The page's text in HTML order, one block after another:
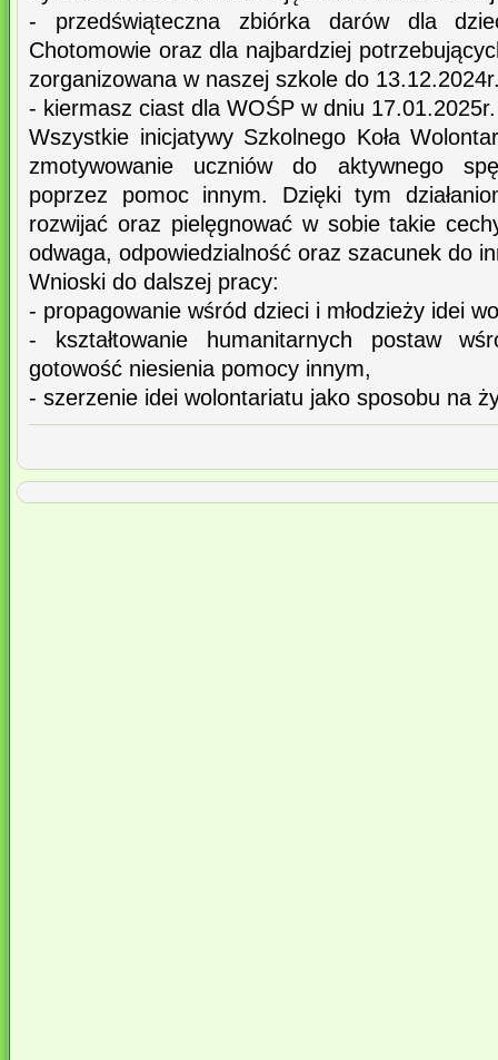
- przedświąteczna zbiórka darów dla
Chotomowie oraz dla najbardziej
zorganizowana w naszej szkole do
- kiermasz ciast dla WOŚP w dniu 17.01.2025r.
Wszystkie inicjatywy Szkolnego Koła
zmotywowanie uczniów do aktywnego
poprzez pomoc innym. Dzięki tym
rozwijać oraz pielęgnować w sobie takie
odwaga, odpowiedzialność oraz szacunek do
Wnioski do dalszej pracy:
- propagowanie wśród dzieci i młodzieży idei
- kształtowanie humanitarnych postaw
gotowość niesienia pomocy innym,
- szerzenie idei wolontariatu jako sposobu na